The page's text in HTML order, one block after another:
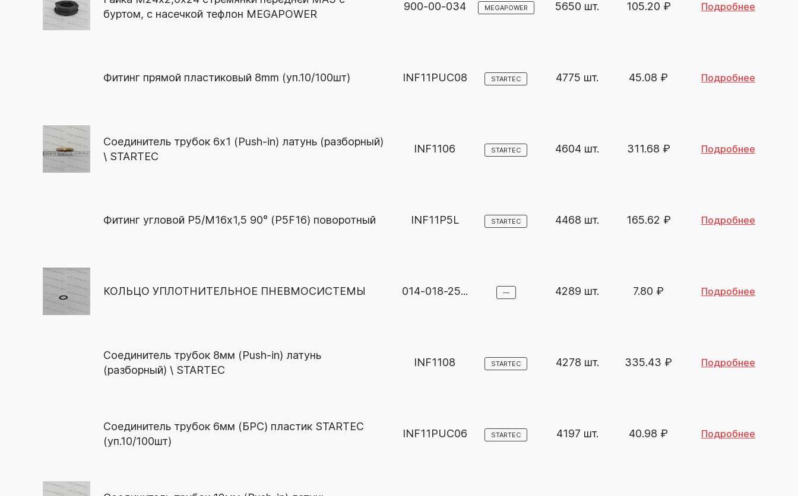
буртом, с насечкой тефлон MEGAPOWER
900-00-034 MEGAPOWER 5650 шт. 105.20 ₽ Подробнее
Фитинг прямой пластиковый 8mm (уп.10/100шт) INF11PUC08 STARTEC 4775 шт. 45.08 ₽ Подробнее
Соединитель трубок 6х1 (Push-in) латунь (разборный)
\ STARTEC
INF1106 STARTEC 4604 шт. 311.68 ₽ Подробнее
Фитинг угловой Р5/М16х1,5 90° (P5F16) поворотный INF11P5L STARTEC 4468 шт. 165.62 ₽ Подробнее
КОЛЬЦО УПЛОТНИТЕЛЬНОЕ ПНЕВМОСИСТЕМЫ 014-018-25... — 4289 шт. 7.80 ₽ Подробнее
Соединитель трубок 8мм (Push-in) латунь
(разборный) \ STARTEC
INF1108 STARTEC 4278 шт. 335.43 ₽ Подробнее
Соединитель трубок 6мм (БРС) пластик STARTEC
(уп.10/100шт)
INF11PUC06 STARTEC 4197 шт. 40.98 ₽ Подробнее